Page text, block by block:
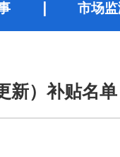
市场监
新）补贴名